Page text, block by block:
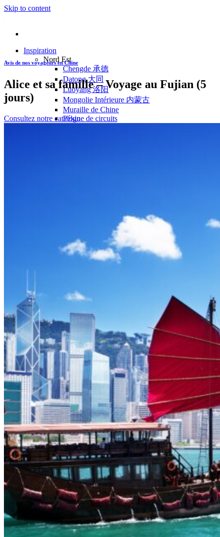
Skip to content
Inspiration
Nord Est
Chengde 承德
Datong 大同
Luoyang 洛阳
Mongolie Intérieure 内蒙古
Muraille de Chine
Pékin
Gansu 甘肃
Dunhuang – 敦煌
Jiayuguan – 嘉峪关
Xinjiang 新疆
Kashgar
Sud Est
Canton 广州
Fujian 福建
Hong Kong 香港
Hunan 湖南
Ile d’Hainan 海南
Macao 澳门
Taïwan 台湾
Shenzhen
Sud Ouest
Chongqing 重庆
Guangxi 广西
Guizhou 贵州
Hubei
Sichuan 四川
Tibet 西藏
Yunnan 云南
Circuits
Organisation
Circuits sur mesure
Nos Petits Groupes
Ambiance
Classique et incontournables
Avis de nos voyageurs en Chine
Alice et sa famille – Voyage au Fujian (5
jours)
Consultez notre catalogue de circuits